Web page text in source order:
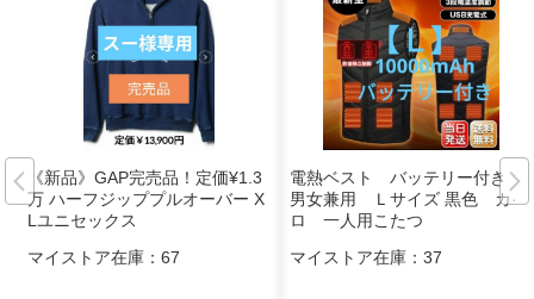
《新品》GAP完売品！定価¥1.3
万 ハーフジッププルオーバー X
Lユニセックス
マイストア在庫： 67
電熱ベスト バッテリー付き
男女兼用 Ｌサイズ 黒色 カイ
ロ 一人用こたつ
マイストア在庫： 37